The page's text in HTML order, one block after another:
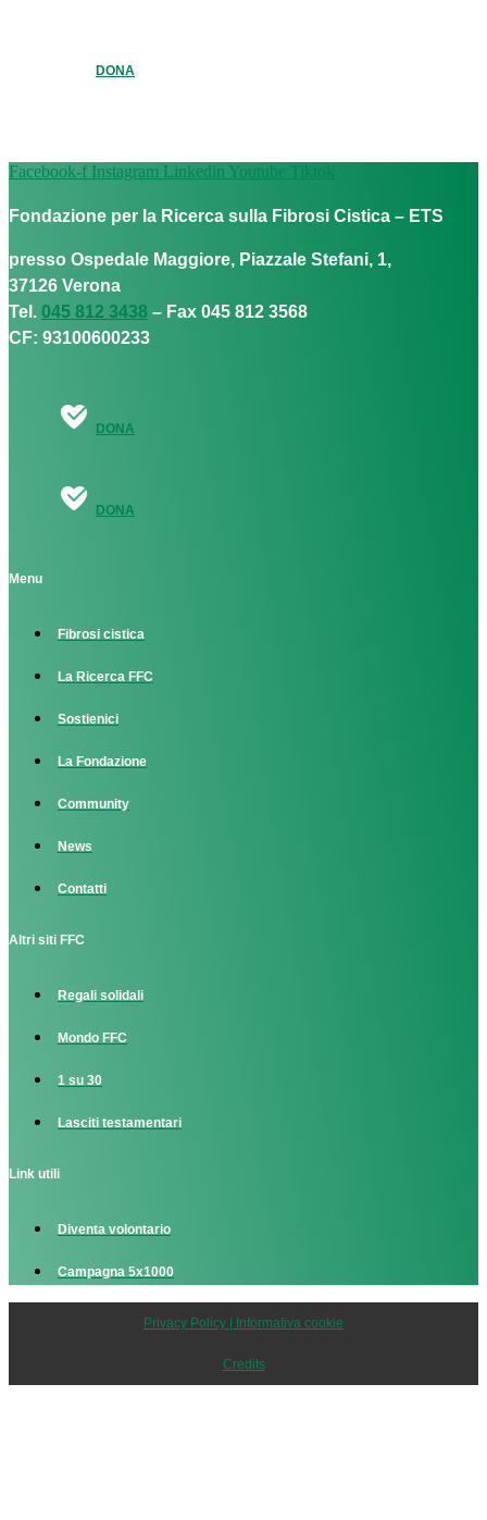
DONA
Facebook-f Instagram Linkedin Youtube Tiktok
Fondazione per la Ricerca sulla Fibrosi Cistica – ETS
presso Ospedale Maggiore, Piazzale Stefani, 1,
37126 Verona
Tel. 045 812 3438 – Fax 045 812 3568
CF: 93100600233
DONA
DONA
Menu
Fibrosi cistica
La Ricerca FFC
Sostienici
La Fondazione
Community
News
Contatti
Altri siti FFC
Regali solidali
Mondo FFC
1 su 30
Lasciti testamentari
Link utili
Diventa volontario
Campagna 5x1000
Privacy Policy | Informativa cookie
Credits